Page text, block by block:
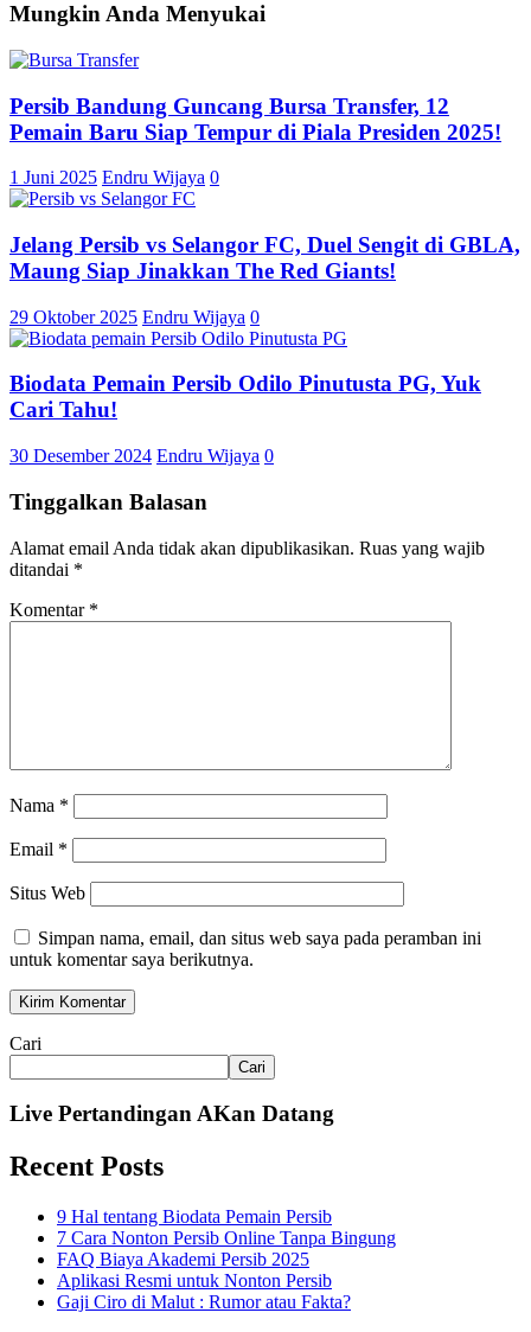
Mungkin Anda Menyukai
Persib Bandung Guncang Bursa Transfer, 12
Pemain Baru Siap Tempur di Piala Presiden 2025!
1 Juni 2025 Endru Wijaya 0
Jelang Persib vs Selangor FC, Duel Sengit di GBLA,
Maung Siap Jinakkan The Red Giants!
29 Oktober 2025 Endru Wijaya 0
Biodata Pemain Persib Odilo Pinutusta PG, Yuk
Cari Tahu!
30 Desember 2024 Endru Wijaya 0
Tinggalkan Balasan
Alamat email Anda tidak akan dipublikasikan. Ruas yang wajib
ditandai *
Komentar *
Nama *
Email *
Situs Web
Simpan nama, email, dan situs web saya pada peramban ini
untuk komentar saya berikutnya.
Cari
Cari
Live Pertandingan AKan Datang
Recent Posts
9 Hal tentang Biodata Pemain Persib
7 Cara Nonton Persib Online Tanpa Bingung
FAQ Biaya Akademi Persib 2025
Aplikasi Resmi untuk Nonton Persib
Gaji Ciro di Malut : Rumor atau Fakta?